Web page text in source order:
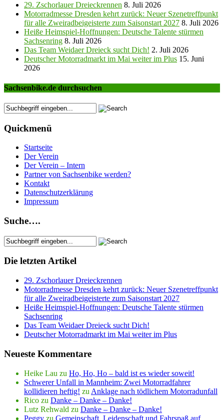
29. Zschorlauer Dreieckrennen 8. Juli 2026
Motorradmesse Dresden kehrt zurück: Neuer Szenetreffpunkt
für alle Zweiradbeigeisterte zum Saisonstart 2027 8. Juli 2026
Heiße Heimspiel-Hoffnungen: Deutsche Talente stürmen
Sachsenring 8. Juli 2026
Das Team Weidaer Dreieck sucht Dich! 2. Juli 2026
Deutscher Motorradmarkt im Mai weiter im Plus 15. Juni
2026
Sachsenbike.de durchsuchen
Quickmenü
Startseite
Der Verein
Der Verein – Intern
Partner von Sachsenbike werden?
Kontakt
Datenschutzerklärung
Impressum
Suche….
Die letzten Artikel
29. Zschorlauer Dreieckrennen
Motorradmesse Dresden kehrt zurück: Neuer Szenetreffpunkt
für alle Zweiradbeigeisterte zum Saisonstart 2027
Heiße Heimspiel-Hoffnungen: Deutsche Talente stürmen
Sachsenring
Das Team Weidaer Dreieck sucht Dich!
Deutscher Motorradmarkt im Mai weiter im Plus
Neueste Kommentare
Heike Lau zu Ho, Ho, Ho – bald ist es wieder soweit!
Schwerer Unfall in Mannheim: Zwei Motorradfahrer
kollidieren heftig! zu Anklage nach tödlichem Motorradunfall
Rico zu Danke – Danke – Danke!
Lutz Rehwald zu Danke – Danke – Danke!
Peggy zu Gemeinschaft, Leidenschaft und Fahrspaß auf